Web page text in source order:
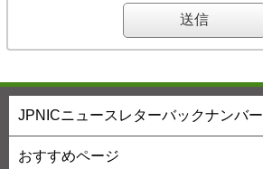
JPNICニュースレターバックナンバー
おすすめページ